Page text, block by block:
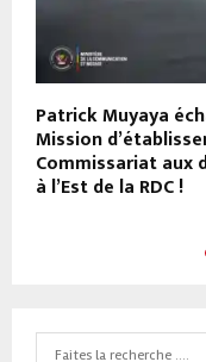
Patrick Muyaya
Mission
Commissariat aux
à l’Est de la RDC !